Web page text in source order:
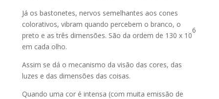
Já os bastonetes, nervos semelhantes aos cones
colorativos, vibram quando percebem o branco, o
preto e as três dimensões. São da ordem de 130 x 10
6
em cada olho.
Assim se dá o mecanismo da visão das cores, das
luzes e das dimensões das coisas.
Quando uma cor é intensa (com muita emissão de